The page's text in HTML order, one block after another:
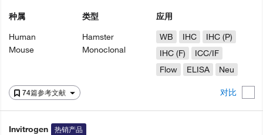
74篇参考文献 对比
种属
Human
Mouse
类型
Hamster
Monoclonal
应用
WB
IHC
IHC (P)
IHC (F)
ICC/IF
Flow
ELISA Neu
Invitrogen 热销产品